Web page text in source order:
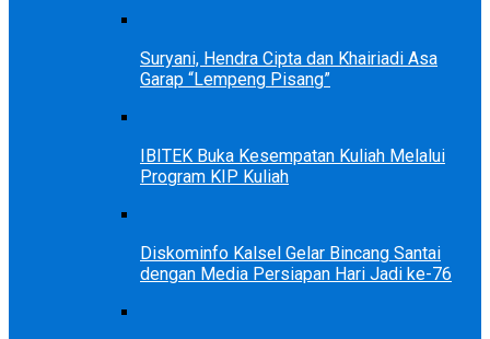
Suryani, Hendra Cipta dan Khairiadi Asa
Garap “Lempeng Pisang”
IBITEK Buka Kesempatan Kuliah Melalui
Program KIP Kuliah
Diskominfo Kalsel Gelar Bincang Santai
dengan Media Persiapan Hari Jadi ke-76